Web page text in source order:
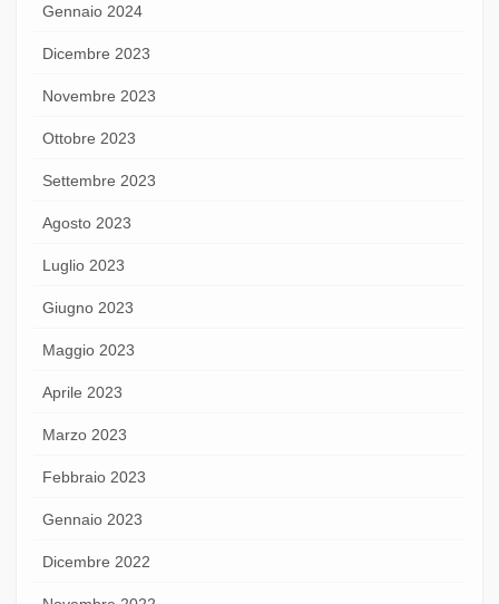
Gennaio 2024
Dicembre 2023
Novembre 2023
Ottobre 2023
Settembre 2023
Agosto 2023
Luglio 2023
Giugno 2023
Maggio 2023
Aprile 2023
Marzo 2023
Febbraio 2023
Gennaio 2023
Dicembre 2022